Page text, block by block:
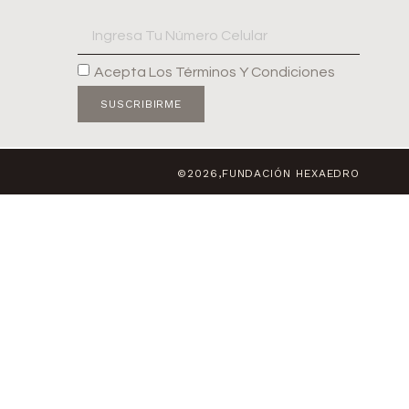
Acepta Los Términos Y Condiciones
SUSCRIBIRME
©2026,FUNDACIÓN HEXAEDRO